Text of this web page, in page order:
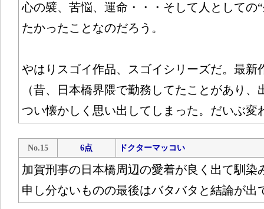
心の襞、苦悩、運命・・・そして人としての
たかったことなのだろう。
やはりスゴイ作品、スゴイシリーズだ。最新
（昔、日本橋界隈で勤務してたことがあり
つい懐かしく思い出してしまった。だいぶ変
No.15 6点 ドクターマッコい
加賀刑事の日本橋周辺の愛着が良く出て馴染
申し分ないものの最後はバタバタと結論が出